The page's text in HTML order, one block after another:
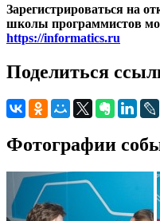
Зарегистрироваться на
школы программистов
https://informatics.ru
Поделиться
Фотографии